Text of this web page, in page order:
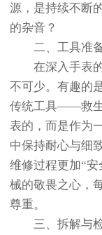
源，是持续不断
的杂音？
二、工具准备
在深入手表的
不可少。有趣的
传统工具——救生
表的，而是作为
中保持耐心与细
维修过程更加“
械的敬畏之心，
尊重。
三、拆解与检